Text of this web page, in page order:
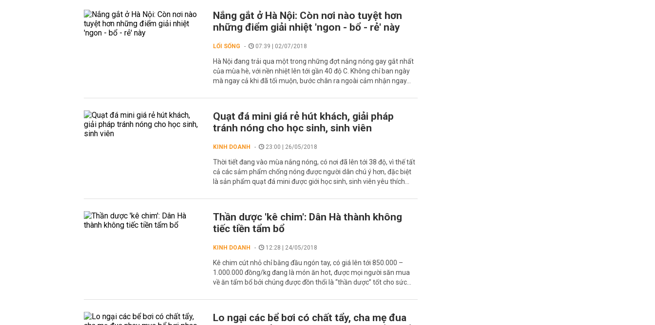
Nắng gắt ở Hà Nội: Còn nơi nào tuyệt hơn
những điểm giải nhiệt 'ngon - bổ - rẻ' này
LỐI SỐNG 07:39 | 02/07/2018
Hà Nội đang trải qua một trong những đợt nắng nóng gay gắt nhất
của mùa hè, với nền nhiệt lên tới gần 40 độ C. Không chỉ ban ngày
mà ngay cả khi đã tối muộn, bước chân ra ngoài cảm nhận ngay...
Quạt đá mini giá rẻ hút khách, giải pháp
tránh nóng cho học sinh, sinh viên
KINH DOANH 23:00 | 26/05/2018
Thời tiết đang vào mùa nắng nóng, có nơi đã lên tới 38 độ, vì thế tất
cả các sảm phẩm chống nóng được người dân chú ý hơn, đặc biệt
là sản phẩm quạt đá mini được giới học sinh, sinh viên yêu thích...
Thần dược 'kê chim': Dân Hà thành không
tiếc tiền tẩm bổ
KINH DOANH 12:28 | 24/05/2018
Kê chim cút nhỏ chỉ bằng đầu ngón tay, có giá lên tới 850.000 –
1.000.000 đồng/kg đang là món ăn hot, được mọi người săn mua
về ăn tẩm bổ bởi chúng được đồn thổi là “thần dược” tốt cho sức...
Lo ngại các bể bơi có chất tẩy, cha mẹ đua